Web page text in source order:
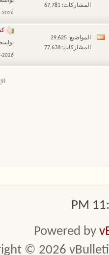
المشاركات: 67,781
2026,
مشاهدة
هذا
المواضيع: 29,625
المشاركات: 77,638
2026,
Powered by
© 2026